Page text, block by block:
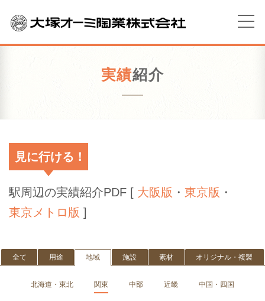
実績紹介
見に行ける！
駅周辺の実績紹介PDF [ 大阪版 ・ 東京版 ・
東京メトロ版 ]
全て 用途 地域 施設 素材 オリジナル・複製
北海道・東北 関東 中部 近畿 中国・四国